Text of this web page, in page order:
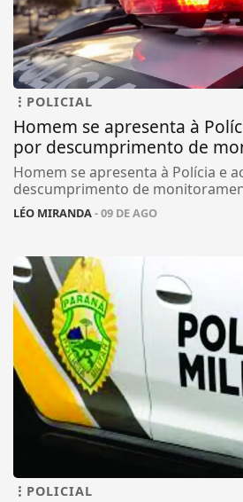
POLICIAL
Homem se apresenta à
por descumprimento de
Homem se apresenta à Polícia e
descumprimento de
LÉO MIRANDA- 09 DE AGO
POLICIAL